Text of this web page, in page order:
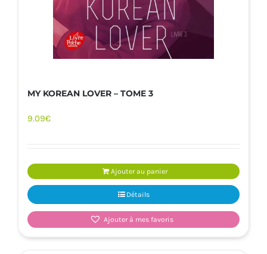
MY KOREAN LOVER – TOME 3
9.09€
Ajouter au panier
Détails
Ajouter à mes favoris